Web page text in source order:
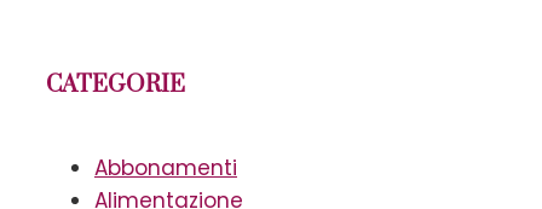
CATEGORIE
Abbonamenti
Alimentazione